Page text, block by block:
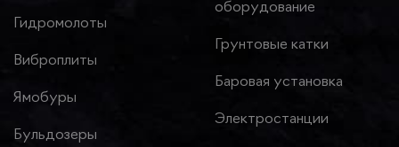
Гидромолоты
Виброплиты
Ямобуры
Бульдозеры
оборудование
Грунтовые катки
Баровая установка
Электростанции